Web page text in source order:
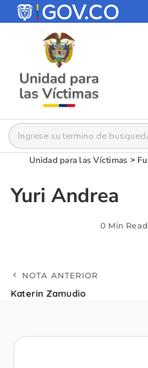
Buscar:
Unidad para las Víctimas >
Yuri Andrea
0 Min Read
NOTA ANTERIOR
Katerin Zamudio